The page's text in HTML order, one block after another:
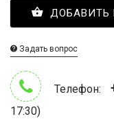
ДОБАВИТЬ
Задать вопрос
Телефон:
17:30)